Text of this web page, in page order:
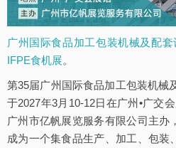
广州国际食品加工包装机械及配套
IFPE食机展。
第35届广州国际食品加工包装机械
于2027年3月10-12日在广州•广交
广州市亿帆展览服务有限公司主办
成为一个集食品生产、加工、包装